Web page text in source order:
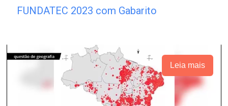
FUNDATEC 2023 com Gabarito
Leia mais